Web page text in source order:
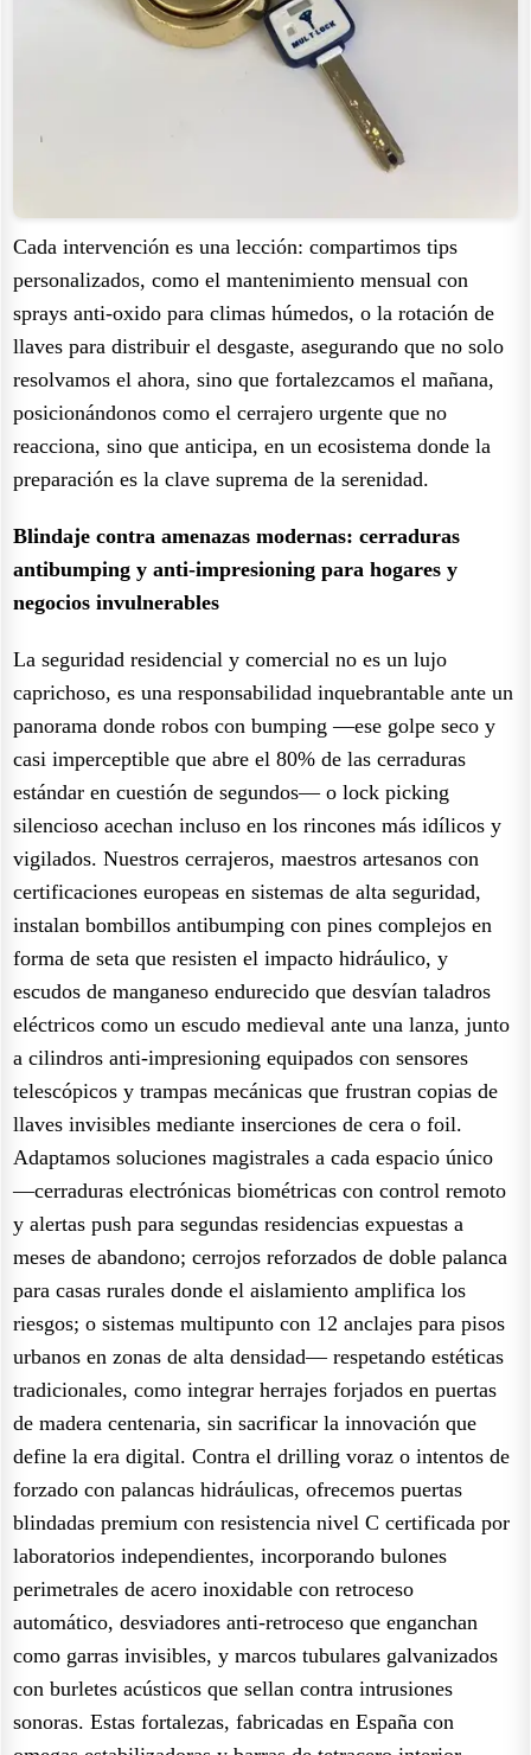
Cada intervención es una lección: compartimos tips
personalizados, como el mantenimiento mensual con
sprays anti-oxido para climas húmedos, o la rotación de
llaves para distribuir el desgaste, asegurando que no solo
resolvamos el ahora, sino que fortalezcamos el mañana,
posicionándonos como el cerrajero urgente que no
reacciona, sino que anticipa, en un ecosistema donde la
preparación es la clave suprema de la serenidad.
Blindaje contra amenazas modernas: cerraduras
antibumping y anti-impresioning para hogares y
negocios invulnerables
La seguridad residencial y comercial no es un lujo
caprichoso, es una responsabilidad inquebrantable ante un
panorama donde robos con bumping —ese golpe seco y
casi imperceptible que abre el 80% de las cerraduras
estándar en cuestión de segundos— o lock picking
silencioso acechan incluso en los rincones más idílicos y
vigilados. Nuestros cerrajeros, maestros artesanos con
certificaciones europeas en sistemas de alta seguridad,
instalan bombillos antibumping con pines complejos en
forma de seta que resisten el impacto hidráulico, y
escudos de manganeso endurecido que desvían taladros
eléctricos como un escudo medieval ante una lanza, junto
a cilindros anti-impresioning equipados con sensores
telescópicos y trampas mecánicas que frustran copias de
llaves invisibles mediante inserciones de cera o foil.
Adaptamos soluciones magistrales a cada espacio único
—cerraduras electrónicas biométricas con control remoto
y alertas push para segundas residencias expuestas a
meses de abandono; cerrojos reforzados de doble palanca
para casas rurales donde el aislamiento amplifica los
riesgos; o sistemas multipunto con 12 anclajes para pisos
urbanos en zonas de alta densidad— respetando estéticas
tradicionales, como integrar herrajes forjados en puertas
de madera centenaria, sin sacrificar la innovación que
define la era digital. Contra el drilling voraz o intentos de
forzado con palancas hidráulicas, ofrecemos puertas
blindadas premium con resistencia nivel C certificada por
laboratorios independientes, incorporando bulones
perimetrales de acero inoxidable con retroceso
automático, desviadores anti-retroceso que enganchan
como garras invisibles, y marcos tubulares galvanizados
con burletes acústicos que sellan contra intrusiones
sonoras. Estas fortalezas, fabricadas en España con